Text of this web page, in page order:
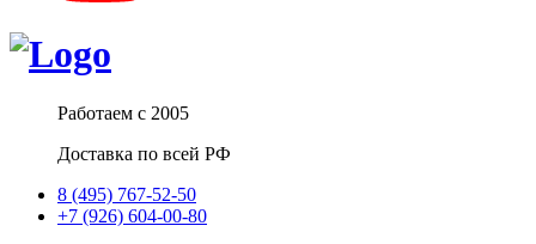
Работаем с 2005
Доставка по всей РФ
8 (495) 767-52-50
+7 (926) 604-00-80